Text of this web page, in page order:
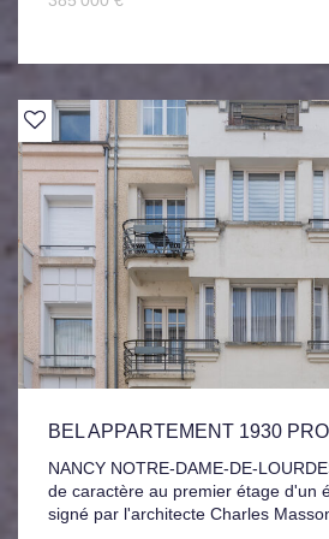
avec Mezzanine, Salle de bain
NANCY NOTRE-DAME-DE-
de caractère au premier étage d'un
signé par l'architecte Charles